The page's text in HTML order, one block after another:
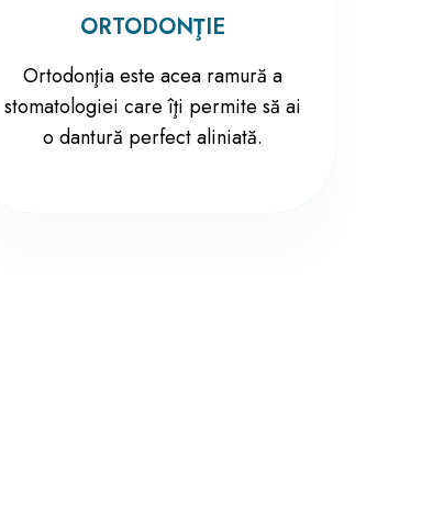
ORTODONŢIE
Ortodonţia este acea ramură a
stomatologiei care îţi permite să ai
o dantură perfect aliniată.